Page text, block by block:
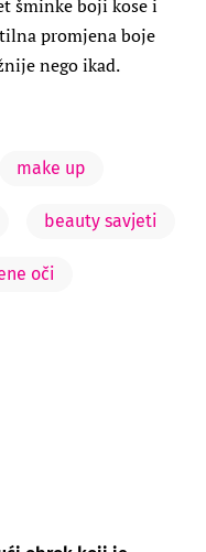
šminke boji kose i
promjena boje
nego ikad.
make up
beauty savjeti
oči